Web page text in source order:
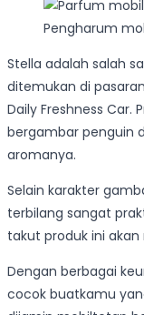
Pengharum
Stella adalah salah
ditemukan di
Daily Freshness Car.
bergambar penguin
aromanya.
Selain karakter
terbilang sangat
takut produk ini
Dengan berbagai
cocok buatkamu